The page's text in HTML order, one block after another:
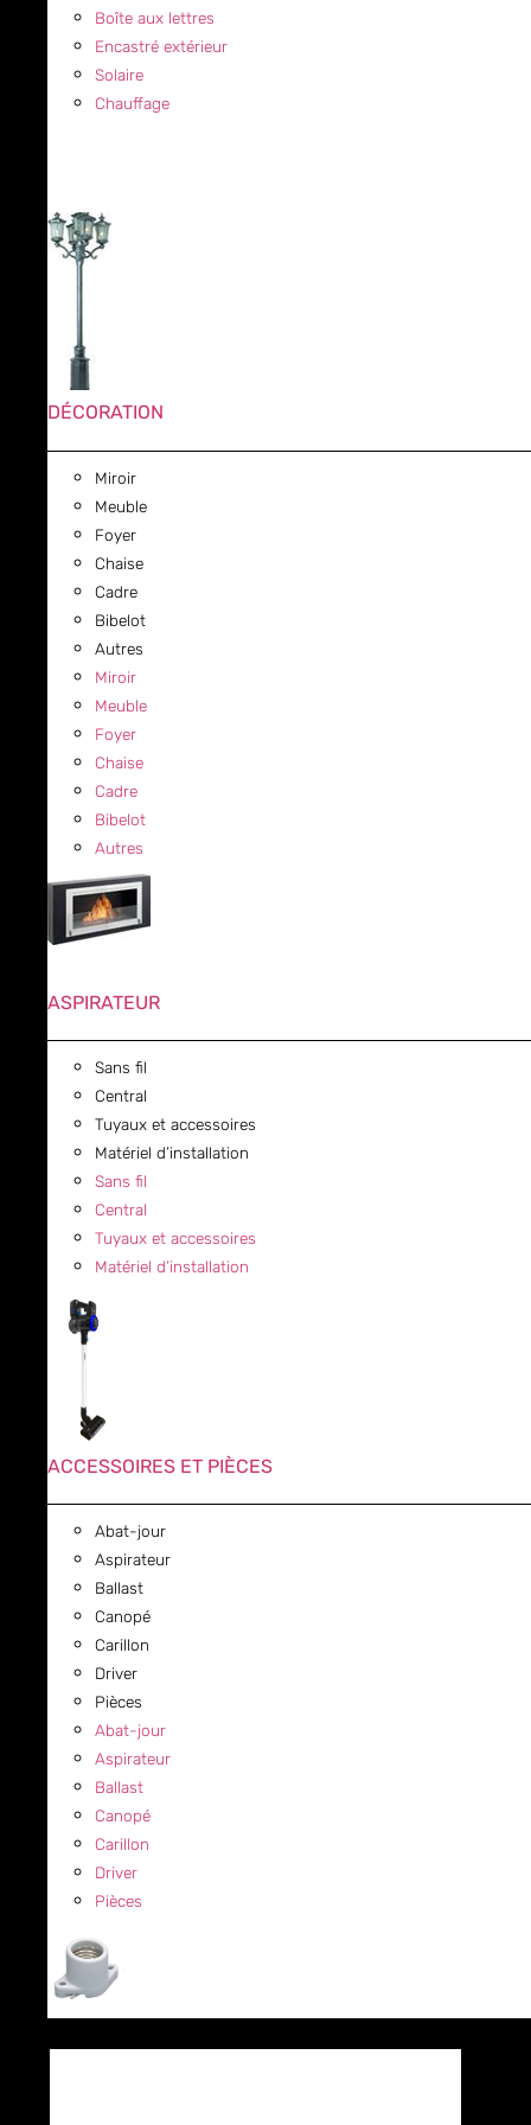
Boîte aux lettres
Encastré extérieur
Solaire
Chauffage
DÉCORATION
Miroir
Meuble
Foyer
Chaise
Cadre
Bibelot
Autres
Miroir
Meuble
Foyer
Chaise
Cadre
Bibelot
Autres
ASPIRATEUR
Sans fil
Central
Tuyaux et accessoires
Matériel d’installation
Sans fil
Central
Tuyaux et accessoires
Matériel d’installation
ACCESSOIRES ET PIÈCES
Abat-jour
Aspirateur
Ballast
Canopé
Carillon
Driver
Pièces
Abat-jour
Aspirateur
Ballast
Canopé
Carillon
Driver
Pièces